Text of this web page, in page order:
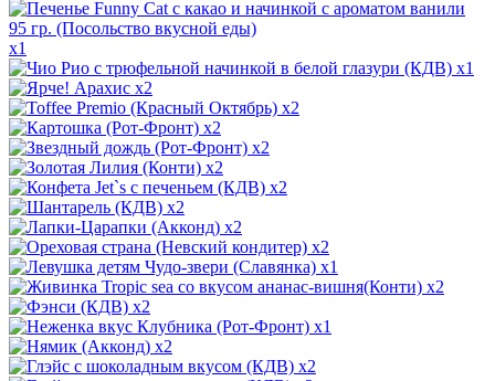
x1
x1
x2
x2
x2
x2
x2
x2
x2
x2
x2
x1
x2
x2
x1
x2
x2